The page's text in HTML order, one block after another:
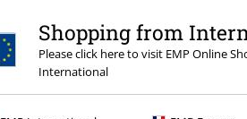
Shopping from
Please click here to visit EMP Online
International